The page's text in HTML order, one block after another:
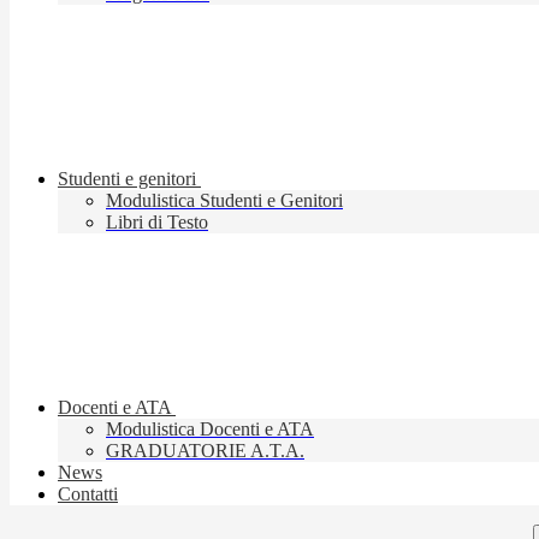
Studenti e genitori
Modulistica Studenti e Genitori
Libri di Testo
Docenti e ATA
Modulistica Docenti e ATA
GRADUATORIE A.T.A.
News
Contatti